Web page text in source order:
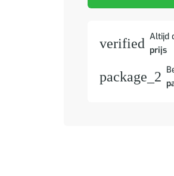
verified Altijd
prijs
package_2